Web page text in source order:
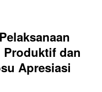
Produktif dan
Apresiasi